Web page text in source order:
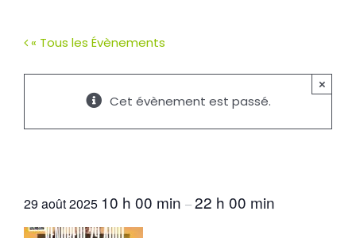
« Tous les Évènements
Cet évènement est passé.
×
29 août 2025 10 h 00 min –22 h 00 min